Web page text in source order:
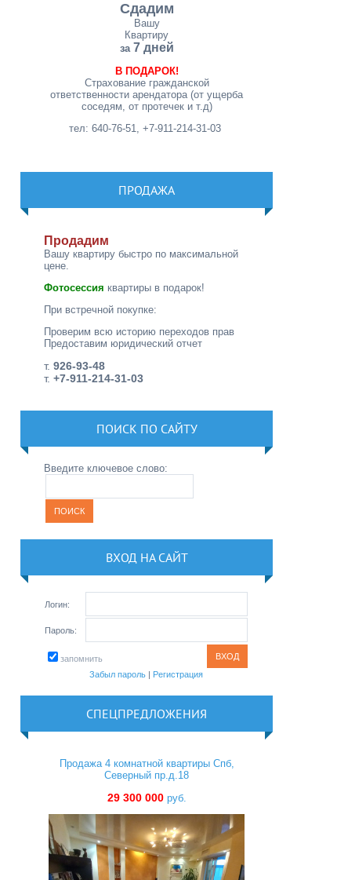
Сдадим
Вашу
Квартиру
за 7 дней
В ПОДАРОК!
Страхование гражданской
ответственности арендатора (от ущерба
соседям, от протечек и т.д)
тел: 640-76-51, +7-911-214-31-03
ПРОДАЖА
Продадим
Вашу квартиру быстро по максимальной
цене.
Фотосессия квартиры в подарок!
При встречной покупке:
Проверим всю историю переходов прав
Предоставим юридический отчет
т.926-93-48
т.+7-911-214-31-03
ПОИСК ПО САЙТУ
Введите ключевое слово:
ВХОД НА САЙТ
Логин:
Пароль:
запомнить
Забыл пароль | Регистрация
СПЕЦПРЕДЛОЖЕНИЯ
Продажа 4 комнатной квартиры Спб,
Северный пр.д.18
29 300 000руб.